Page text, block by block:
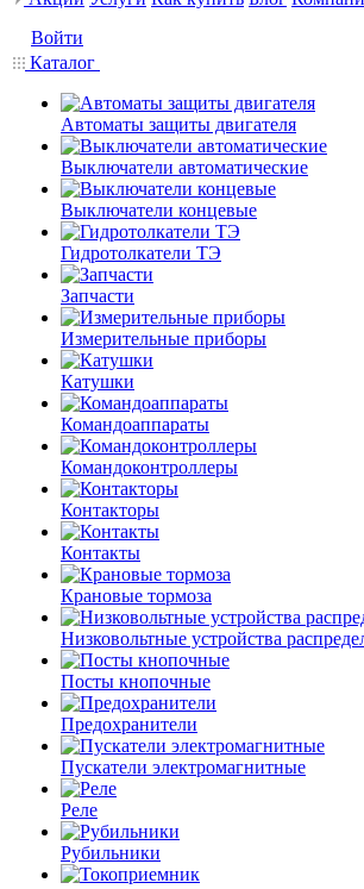
Войти
Каталог
Автоматы защиты двигателя
Выключатели автоматические
Выключатели концевые
Гидротолкатели ТЭ
Запчасти
Измерительные приборы
Катушки
Командоаппараты
Командоконтроллеры
Контакторы
Контакты
Крановые тормоза
Низковольтные устройства
Посты кнопочные
Предохранители
Пускатели электромагнитные
Реле
Рубильники